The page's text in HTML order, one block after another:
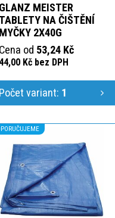
GLANZ MEISTER
TABLETY NA ČIŠTĚNÍ
MYČKY 2X40G
Cena od 53,24 Kč
44,00 Kč bez DPH
Počet variant: 1